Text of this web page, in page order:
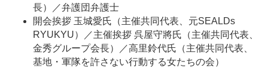
長）／弁護団弁護士
開会挨拶 玉城愛氏（主催共同代表、元SEALDs
RYUKYU）／主催挨拶 呉屋守將氏（主催共同代表、
金秀グループ会長）／高里鈴代氏（主催共同代表、
基地・軍隊を許さない行動する女たちの会）